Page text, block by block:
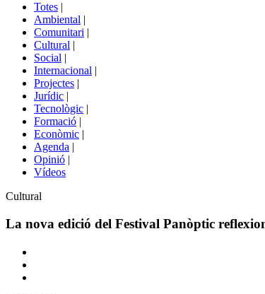
portals
Totes |
Ambiental |
Comunitari |
Cultural |
Social |
Internacional |
Projectes |
Jurídic |
Tecnològic |
Formació |
Econòmic |
Agenda |
Opinió |
Vídeos
Àmbit
la
Cultural
La nova edició del Festival Panòptic
Comparteix